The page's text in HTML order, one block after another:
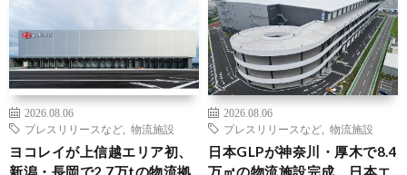
2026.08.06
プレスリリースなど
物流施設
ヨコレイが上信越エリア初、
新潟・長岡で2.7万tの物流拠
2026.08.06
プレスリリースなど
物流施設
日本GLPが神奈川・厚木で8.4
万㎡の物流施設完成、日本エ